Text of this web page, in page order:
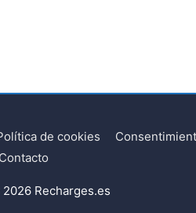
de cookies
Contacto
Recharges.es